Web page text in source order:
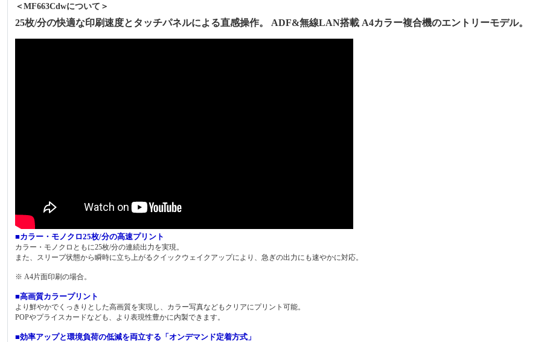
＜MF663Cdwについて＞
25枚/分の快適な印刷速度とタッチパネルによる直感操作。 ADF&無線LAN搭載 A4カラー複合機のエントリーモデル。
■カラー・モノクロ25枚/分の高速プリント
カラー・モノクロともに25枚/分の連続出力を実現。
また、スリープ状態から瞬時に立ち上がるクイックウェイクアップにより、急ぎの出力にも速やかに対応。
※ A4片面印刷の場合。
■高画質カラープリント
より鮮やかでくっきりとした高画質を実現し、カラー写真などもクリアにプリント可能。
POPやプライスカードなども、より表現性豊かに内製できます。
■効率アップと環境負荷の低減を両立する「オンデマンド定着方式」